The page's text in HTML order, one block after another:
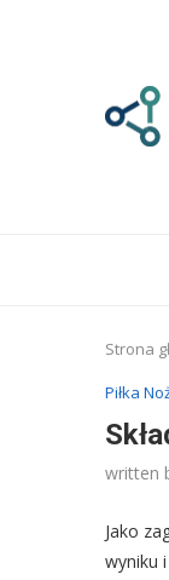
Strona
Piłka
written
Jako
wyniku